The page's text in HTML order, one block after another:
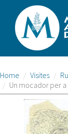
Home Visites
Un mocador per a